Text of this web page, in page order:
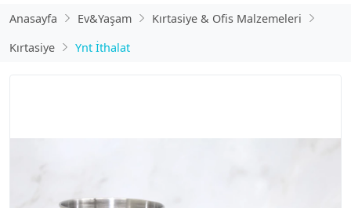
Anasayfa Ev&Yaşam
Kırtasiye & Ofis Malzemeleri
Kırtasiye
Ynt İthalat